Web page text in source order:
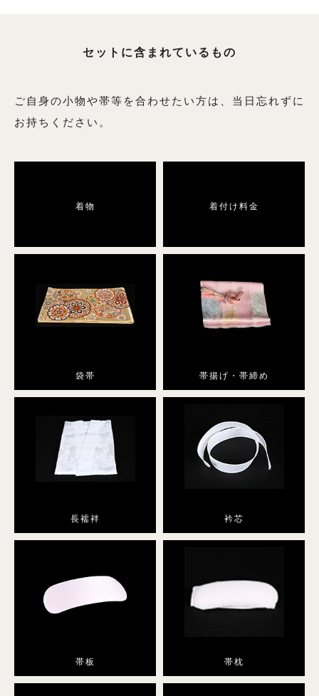
9月用の商品一覧へ
絽の商品一覧へ
男性用着物の商品一覧へ
小紋
プラン・料金
袴レンタル
セットに含まれているもの
ご自身の小物や帯等を合わせたい方は、当日忘れずに
お持ちください。
着物 着付け料金
袋帯 帯揚げ・帯締め
長襦袢 衿芯
帯板 帯枕